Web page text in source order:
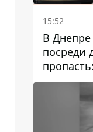
15:52
В
посреди
полосу